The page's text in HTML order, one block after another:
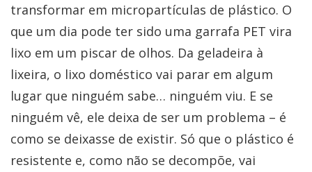
transformar em micropartículas de plástico. O
que um dia pode ter sido uma garrafa PET vira
lixo em um piscar de olhos. Da geladeira à
lixeira, o lixo doméstico vai parar em algum
lugar que ninguém sabe… ninguém viu. E se
ninguém vê, ele deixa de ser um problema – é
como se deixasse de existir. Só que o plástico é
resistente e, como não se decompõe, vai